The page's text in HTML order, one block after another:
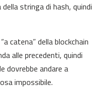
stringa di hash, quindi
catena” della blockchain
alle precedenti, quindi
dovrebbe andare a
impossibile.